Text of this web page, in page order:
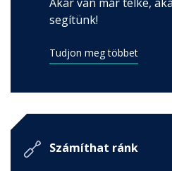
segítünk!
Tudjon meg többet
Számíthat ránk